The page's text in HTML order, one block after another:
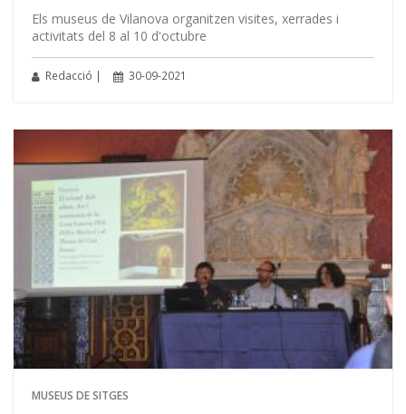
Els museus de Vilanova organitzen visites, xerrades i
activitats del 8 al 10 d'octubre
Redacció | 30-09-2021
MUSEUS DE SITGES